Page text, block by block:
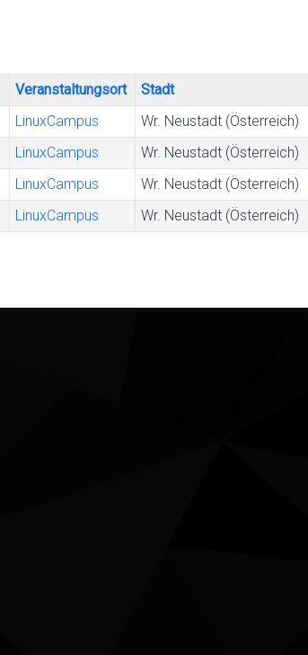
Veranstaltungsort
Stadt
LinuxCampus
Wr. Neustadt (Österreich)
LinuxCampus
Wr. Neustadt (Österreich)
LinuxCampus
Wr. Neustadt (Österreich)
LinuxCampus Wr. Neustadt (Österreich)